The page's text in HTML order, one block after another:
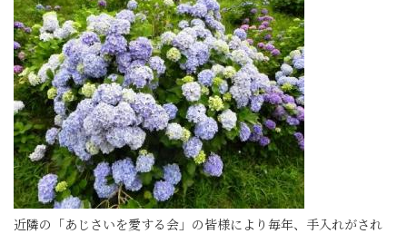
近隣の「あじさいを愛する会」の皆様により毎年、手入れがされ